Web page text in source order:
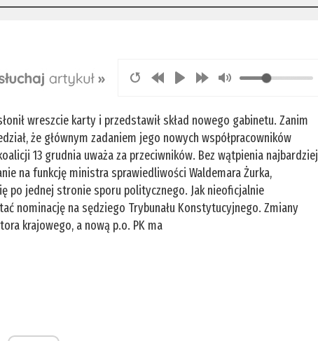
wreszcie karty i przedstawił skład nowego gabinetu. Zanim
że głównym zadaniem jego nowych współpracowników
13 grudnia uważa za przeciwników. Bez wątpienia najbardziej
na funkcję ministra sprawiedliwości Waldemara Żurka,
po jednej stronie sporu politycznego. Jak nieoficjalnie
nominację na sędziego Trybunału Konstytucyjnego. Zmiany
krajowego, a nową p.o. PK ma